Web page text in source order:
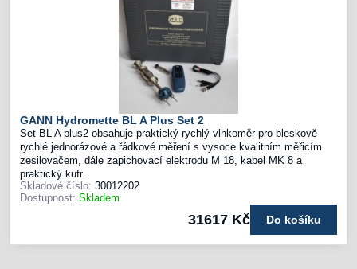
GANN Hydromette BL A Plus Set 2
Set BL A plus2 obsahuje praktický rychlý vlhkoměr pro bleskově
rychlé jednorázové a řádkové měření s vysoce kvalitním měřicím
zesilovačem, dále zapichovací elektrodu M 18, kabel MK 8 a
praktický kufr.
Skladové číslo: 30012202
Dostupnost: Skladem
31617 Kč Do košíku